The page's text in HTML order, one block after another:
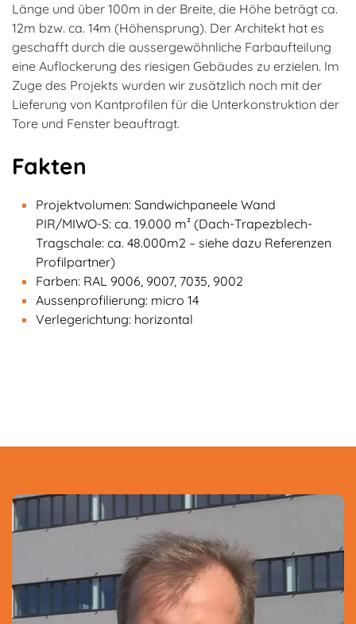
Länge und über 100m in der Breite, die Höhe beträgt ca.
12m bzw. ca. 14m (Höhensprung). Der Architekt hat es
geschafft durch die aussergewöhnliche Farbaufteilung
eine Auflockerung des riesigen Gebäudes zu erzielen. Im
Zuge des Projekts wurden wir zusätzlich noch mit der
Lieferung von Kantprofilen für die Unterkonstruktion der
Tore und Fenster beauftragt.
Fakten
Projektvolumen: Sandwichpaneele Wand
PIR/MIWO-S: ca. 19.000 m² (Dach-Trapezblech-
Tragschale: ca. 48.000m2 – siehe dazu Referenzen
Profilpartner)
Farben: RAL 9006, 9007, 7035, 9002
Aussenprofilierung: micro 14
Verlegerichtung: horizontal